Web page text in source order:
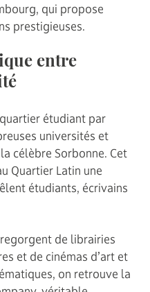
qui propose
prestigieuses.
entre
étudiant par
universités et
célèbre Sorbonne. Cet
Quartier Latin une
étudiants, écrivains
de librairies
et de cinémas d’art et
on retrouve la